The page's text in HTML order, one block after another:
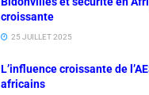
croissante
25 JUILLET 2025
L’influence croissante de
africains